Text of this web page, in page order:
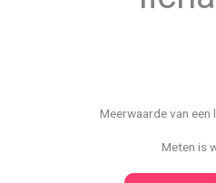
Meerwaarde van een
Meten is